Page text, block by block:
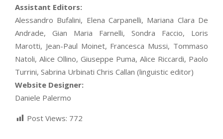
Assistant Editors:
Alessandro Bufalini, Elena Carpanelli, Mariana Clara De
Andrade, Gian Maria Farnelli, Sondra Faccio, Loris
Marotti, Jean-Paul Moinet, Francesca Mussi, Tommaso
Natoli, Alice Ollino, Giuseppe Puma, Alice Riccardi, Paolo
Turrini, Sabrina Urbinati Chris Callan (linguistic editor)
Website Designer:
Daniele Palermo
Post Views: 772